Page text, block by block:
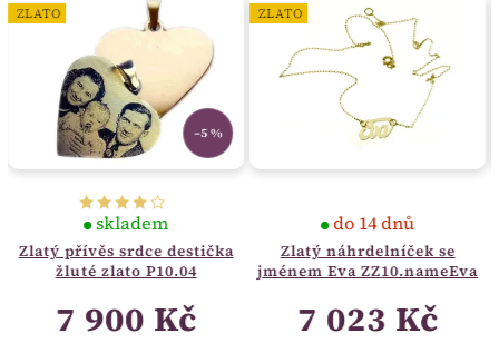
ZLATO
–5 %
Zlatý přívěs srdce destička
žluté zlato P10.04
skladem
7 900 Kč
ZLATO
Zlatý náhrdelníček se
jménem Eva ZZ10.nameEva
do 14 dnů
7 023 Kč